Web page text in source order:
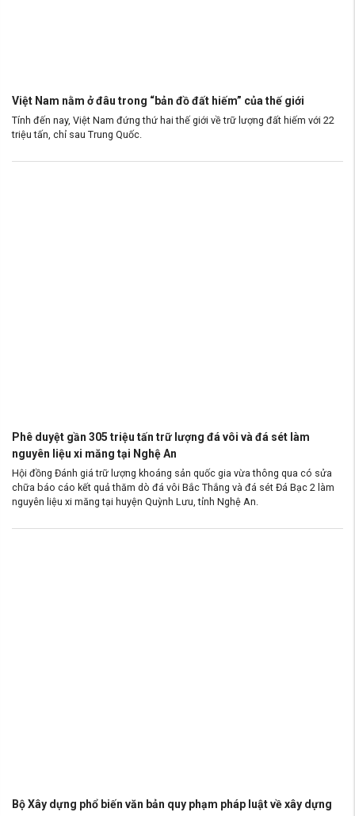
Việt Nam nằm ở đâu trong “bản đồ đất hiếm” của thế giới
Tính đến nay, Việt Nam đứng thứ hai thế giới về trữ lượng đất hiếm với 22
triệu tấn, chỉ sau Trung Quốc.
Phê duyệt gần 305 triệu tấn trữ lượng đá vôi và đá sét làm
nguyên liệu xi măng tại Nghệ An
Hội đồng Đánh giá trữ lượng khoáng sản quốc gia vừa thông qua có sửa
chữa báo cáo kết quả thăm dò đá vôi Bắc Thắng và đá sét Đá Bạc 2 làm
nguyên liệu xi măng tại huyện Quỳnh Lưu, tỉnh Nghệ An.
Bộ Xây dựng phổ biến văn bản quy phạm pháp luật về xây dựng